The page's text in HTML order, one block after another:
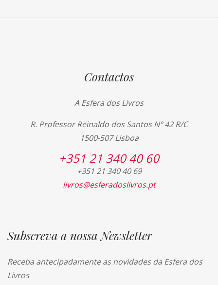
Contactos
A Esfera dos Livros
R. Professor Reinaldo dos Santos Nº 42 R/C
1500-507 Lisboa
+351 21 340 40 60
+351 21 340 40 69
livros@esferadoslivros.pt
Subscreva a nossa Newsletter
Receba antecipadamente as novidades da Esfera dos
Livros